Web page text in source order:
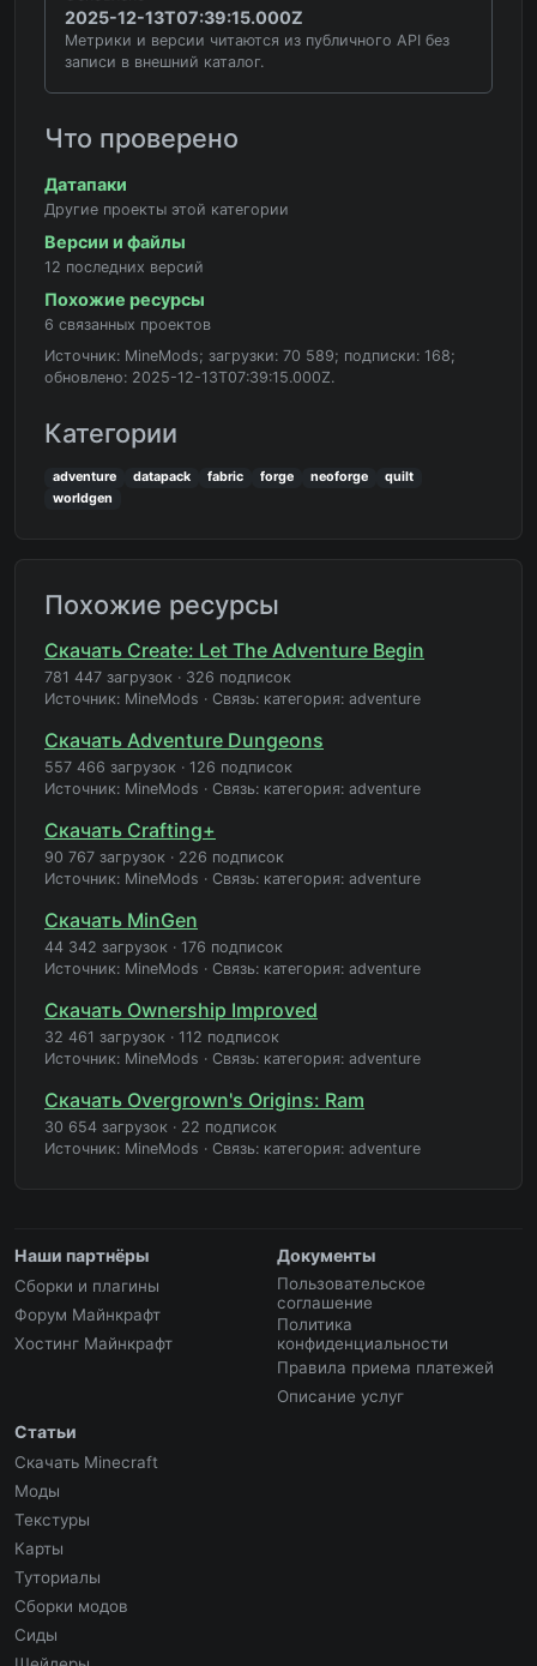
2025-12-13T07:39:15.000Z
Метрики и версии читаются из публичного API без
записи в внешний каталог.
Что проверено
Датапаки
Другие проекты этой категории
Версии и файлы
12 последних версий
Похожие ресурсы
6 связанных проектов
Источник: MineMods; загрузки: 70 589; подписки: 168;
обновлено: 2025-12-13T07:39:15.000Z.
Категории
adventure datapack fabric forge neoforge
quilt
worldgen
Похожие ресурсы
Скачать Create: Let The Adventure Begin
781 447 загрузок · 326 подписок
Источник: MineMods · Связь: категория: adventure
Скачать Adventure Dungeons
557 466 загрузок · 126 подписок
Источник: MineMods · Связь: категория: adventure
Скачать Crafting+
90 767 загрузок · 226 подписок
Источник: MineMods · Связь: категория: adventure
Скачать MinGen
44 342 загрузок · 176 подписок
Источник: MineMods · Связь: категория: adventure
Скачать Ownership Improved
32 461 загрузок · 112 подписок
Источник: MineMods · Связь: категория: adventure
Скачать Overgrown's Origins: Ram
30 654 загрузок · 22 подписок
Источник: MineMods · Связь: категория: adventure
Наши партнёры
Сборки и плагины
Форум Майнкрафт
Хостинг Майнкрафт
Документы
Пользовательское
соглашение
Политика
конфиденциальности
Правила приема платежей
Описание услуг
Статьи
Скачать Minecraft
Моды
Текстуры
Карты
Туториалы
Сборки модов
Сиды